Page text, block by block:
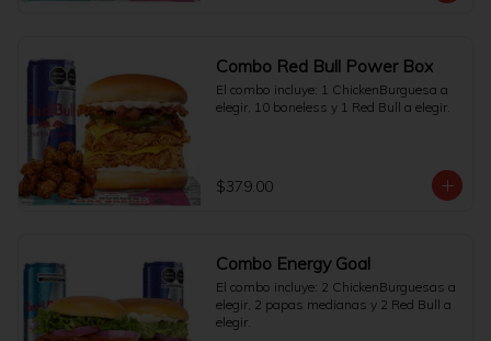
Combo Red Bull Power Box
El combo incluye: 1 ChickenBurguesa a
elegir, 10 boneless y 1 Red Bull a elegir.
$379.00
Combo Energy Goal
El combo incluye: 2 ChickenBurguesas a
elegir, 2 papas medianas y 2 Red Bull a
elegir.